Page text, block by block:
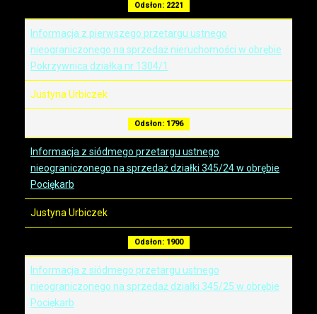
Odsłon: 2221
Informacja z pierwszego przetargu ustnego
nieograniczonego na sprzedaż nieruchomości w obrębie
Pokrzywnica działka nr 1304/1
Justyna Urbiczek
Odsłon: 1796
Informacja z siódmego przetargu ustnego
nieograniczonego na sprzedaż działki 345/24 w obrębie
Pociękarb
Justyna Urbiczek
Odsłon: 1900
Informacja z siódmego przetargu ustnego
nieograniczonego na sprzedaż działki 345/25 w obrębie
Pociękarb